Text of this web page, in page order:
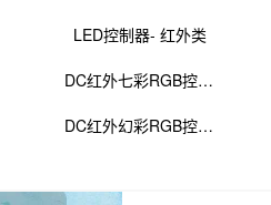
LED控制器- 红外类
DC红外七彩RGB控制器
DC红外幻彩RGB控制器
次